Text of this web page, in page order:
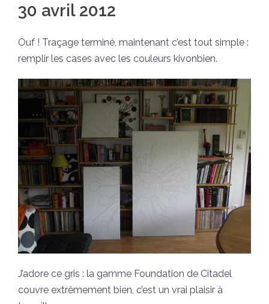
30 avril 2012
Ouf ! Traçage terminé, maintenant c’est tout simple :
remplir les cases avec les couleurs kivonbien.
J’adore ce gris : la gamme Foundation de Citadel
couvre extrêmement bien, c’est un vrai plaisir à